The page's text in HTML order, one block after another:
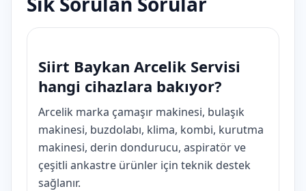
Siirt Baykan Arcelik Servisi
hangi cihazlara bakıyor?
Arcelik marka çamaşır makinesi, bulaşık
makinesi, buzdolabı, klima, kombi, kurutma
makinesi, derin dondurucu, aspiratör ve
çeşitli ankastre ürünler için teknik destek
sağlanır.